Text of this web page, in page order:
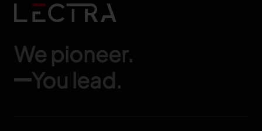
We pioneer.
You lead.